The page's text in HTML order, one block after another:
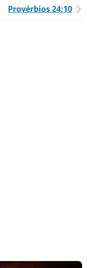
Provérbios 24:10